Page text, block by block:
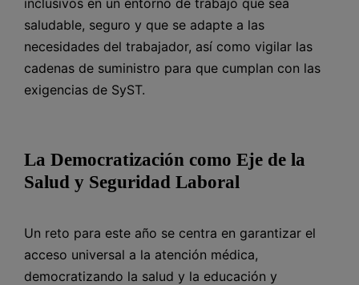
saludable, seguro y que se adapte a las
necesidades del trabajador, así como vigilar las
cadenas de suministro para que cumplan con las
exigencias de SyST.
La Democratización como Eje de la
Salud y Seguridad Laboral
Un reto para este año se centra en garantizar el
acceso universal a la atención médica,
democratizando la salud y la educación y